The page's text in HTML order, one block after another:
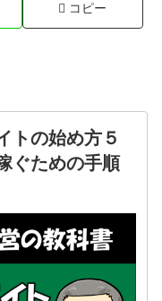
コピー
トの始め方５
ぐための手順